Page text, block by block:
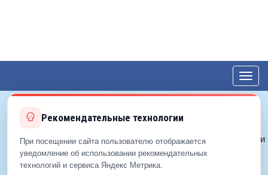
© 2012—2026 ЕДС-Королёв
Политика конфиденциальности
Политика cookie
Согласие на обработку ПДн
Рекомендательные технологии
При посещении сайта пользователю отображается
уведомление об использовании рекомендательных
технологий и сервиса Яндекс Метрика.